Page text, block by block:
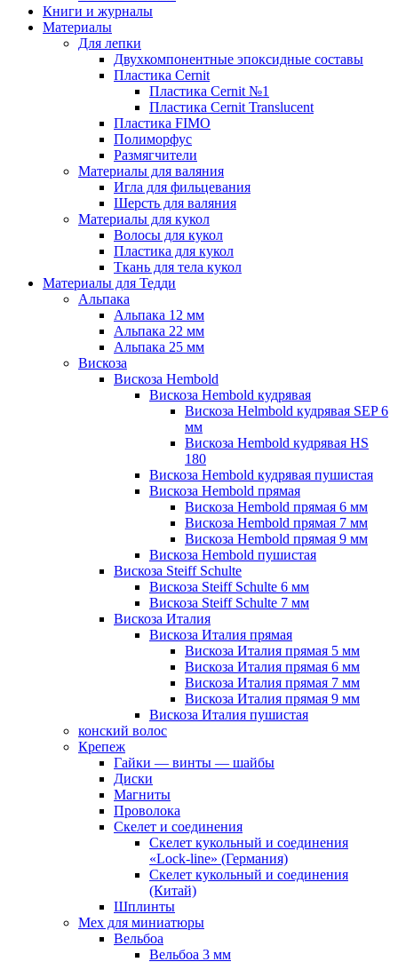
Книги и журналы
Материалы
Для лепки
Двухкомпонентные эпоксидные составы
Пластика Cernit
Пластика Cernit №1
Пластика Cernit Translucent
Пластика FIMO
Полиморфус
Размягчители
Материалы для валяния
Игла для фильцевания
Шерсть для валяния
Материалы для кукол
Волосы для кукол
Пластика для кукол
Ткань для тела кукол
Материалы для Тедди
Альпака
Альпака 12 мм
Альпака 22 мм
Альпака 25 мм
Вискоза
Вискоза Hembold
Вискоза Hembold кудрявая
Вискоза Helmbold кудрявая SEP 6
мм
Вискоза Hembold кудрявая HS
180
Вискоза Hembold кудрявая пушистая
Вискоза Hembold прямая
Вискоза Hembold прямая 6 мм
Вискоза Hembold прямая 7 мм
Вискоза Hembold прямая 9 мм
Вискоза Hembold пушистая
Вискоза Steiff Schulte
Вискоза Steiff Schulte 6 мм
Вискоза Steiff Schulte 7 мм
Вискоза Италия
Вискоза Италия прямая
Вискоза Италия прямая 5 мм
Вискоза Италия прямая 6 мм
Вискоза Италия прямая 7 мм
Вискоза Италия прямая 9 мм
Вискоза Италия пушистая
конский волос
Крепеж
Гайки — винты — шайбы
Диски
Магниты
Проволока
Скелет и соединения
Скелет кукольный и соединения
«Lock-line» (Германия)
Скелет кукольный и соединения
(Китай)
Шплинты
Мех для миниатюры
Вельбоа
Вельбоа 3 мм